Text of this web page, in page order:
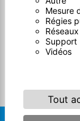
Mesure
Régies
Support
Vidéos
Tout
d’accès, de
d’opposition, de
d’introduire une
d’organiser le sort
par voie postale à
justificatif d'identité
pendant la période
légale aux fins